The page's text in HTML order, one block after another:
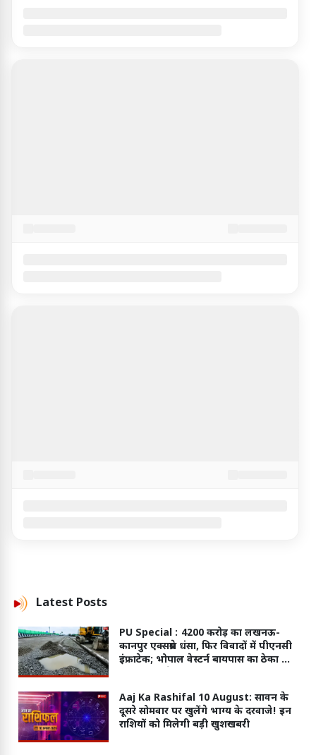
Latest Posts
PU Special : 4200 करोड़ का लखनऊ-
कानपुर एक्सप्रेस धंसा, फिर विवादों में पीएनसी
इंफ्राटेक; भोपाल वेस्टर्न बायपास का ठेका भी
Aaj Ka Rashifal 10 August: सावन के
दूसरे सोमवार पर खुलेंगे भाग्य के दरवाजे! इन
राशियों को मिलेगी बड़ी खुशखबरी